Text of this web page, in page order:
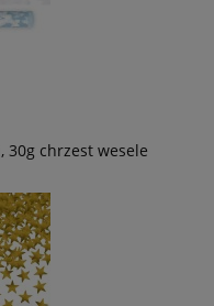
30g chrzest wesele